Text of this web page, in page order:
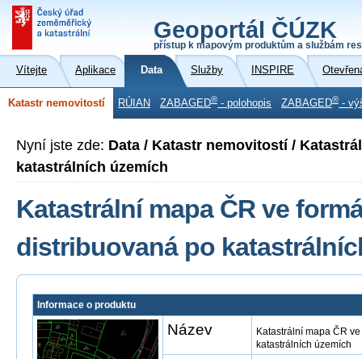
Geoportál ČÚZK
přístup k mapovým produktům a službám
Vítejte Aplikace Data Služby INSPIRE
Katastr nemovitostí RÚIAN ZABAGED® - polohopis ZABAGED® -
Nyní jste zde: Data / Katastr nemovitostí /
katastrálních územích
Katastrální mapa ČR ve
distribuovaná po
Informace o produktu
Název
Katastrální mapa ČR
katastrálních územích